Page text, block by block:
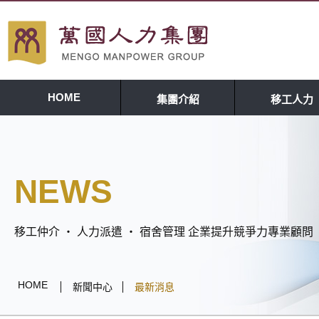
HOME 集團介紹 移工人力
NEWS
移工仲介 ‧ 人力派遣 ‧ 宿舍管理 企業提升競爭力專業顧問
HOME 新聞中心 最新消息